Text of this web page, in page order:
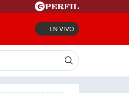
EN VIVO